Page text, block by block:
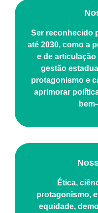
Ser reconhecido
até 2030, como a
e de
gestão
protagonismo e
aprimorar
Ética,
protagonismo,
equidade,